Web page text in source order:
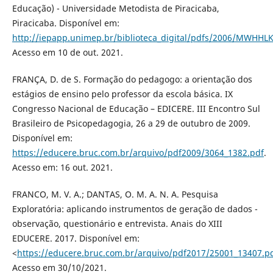
Educação) - Universidade Metodista de Piracicaba,
Piracicaba. Disponível em:
http://iepapp.unimep.br/biblioteca_digital/pdfs/2006/
Acesso em 10 de out. 2021.
FRANÇA, D. de S. Formação do pedagogo: a orientação dos
estágios de ensino pelo professor da escola básica. IX
Congresso Nacional de Educação – EDICERE. III Encontro Sul
Brasileiro de Psicopedagogia, 26 a 29 de outubro de 2009.
Disponível em:
https://educere.bruc.com.br/arquivo/pdf2009/3064_1382.pdf.
Acesso em: 16 out. 2021.
FRANCO, M. V. A.; DANTAS, O. M. A. N. A. Pesquisa
Exploratória: aplicando instrumentos de geração de dados -
observação, questionário e entrevista. Anais do XIII
EDUCERE. 2017. Disponível em:
<https://educere.bruc.com.br/arquivo/pdf2017/
Acesso em 30/10/2021.